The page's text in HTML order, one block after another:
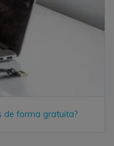
de forma gratuita?